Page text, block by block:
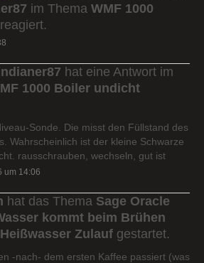
im Thema WMF 1000
reagiert.
hat eine Antwort im
1000 Boiler undicht
Sonde. Die misst den Füllstand des
Wahrscheinlich ist der kleine Schwarze
rausschrauben, wechseln, gut ist
um 14:06
hat das Thema Sage Oracle
kommt beim Brühen
Zulauf gestartet.
-nach- dem ersten Kaffee passiert (was